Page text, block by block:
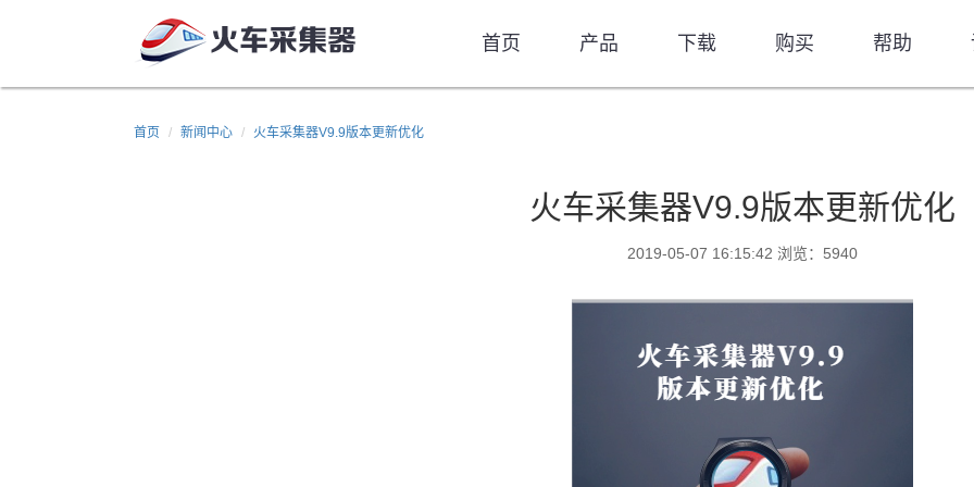
首页 产品 下载 购买 帮助
首页 新闻中心 火车采集器V9.9版本更新优化
火车采集器V9.9版本更新优化
2019-05-07 16:15:42 浏览：5940